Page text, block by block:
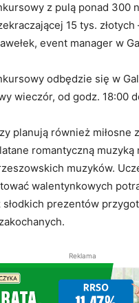
z pulą ponad 300
15 tys. złotych
event manager w
odbędzie się w
wieczór, od godz. 18:00
planują również miłosne
romantyczną muzyką
muzyków.
walentynkowych
słodkich prezentów
Reklama